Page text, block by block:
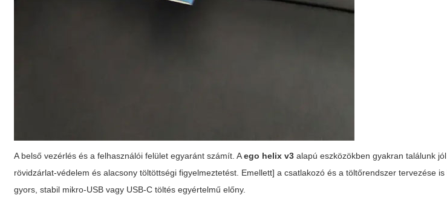
A belső vezérlés és a felhasználói felület egyaránt számít. Aego helix v3 alapú eszközökben gyakran találunk
rövidzárlat‑védelem és alacsony töltöttségi figyelmeztetést. Emellett] a csatlakozó és a töltőrendszer tervezése
gyors, stabil mikro‑USB vagy USB‑C töltés egyértelmű előny.